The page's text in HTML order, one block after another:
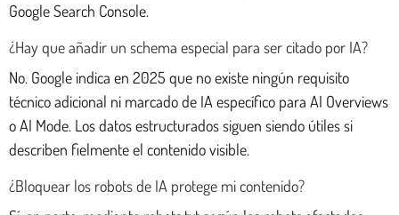
Google Search Console.
¿Hay que añadir un schema especial para ser citado por IA?
No. Google indica en 2025 que no existe ningún requisito
técnico adicional ni marcado de IA específico para AI Overviews
o AI Mode. Los datos estructurados siguen siendo útiles si
describen fielmente el contenido visible.
¿Bloquear los robots de IA protege mi contenido?